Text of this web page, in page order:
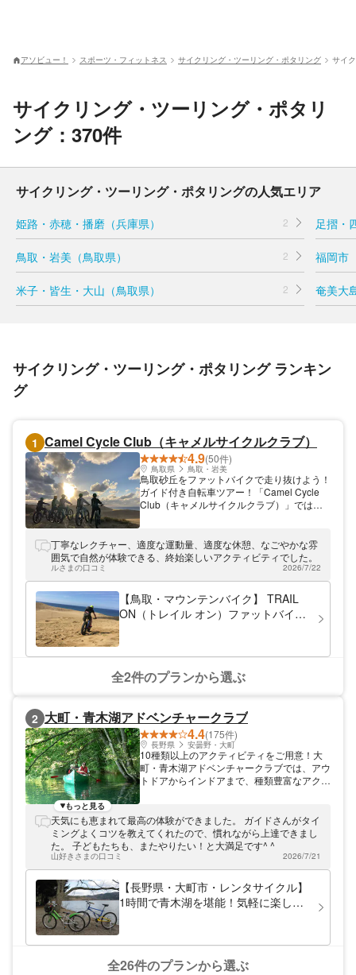
アソビュー！ スポーツ・フィットネス サイクリング・ツーリング・ポタリング サイ
サイクリング・ツーリング・ポタリ
ング：370件
サイクリング・ツーリング・ポタリングの人気エリア
姫路・赤穂・播磨（兵庫県） 2
鳥取・岩美（鳥取県） 2
米子・皆生・大山（鳥取県） 2
足摺・
福岡市
奄美大
サイクリング・ツーリング・ポタリング ランキン
グ
1 Camel Cycle Club（キャメルサイクルクラブ）
4.9(50件)
鳥取県 鳥取・岩美
鳥取砂丘をファットバイクで走り抜けよう！
ガイド付き自転車ツアー！「Camel Cycle
Club（キャメルサイクルクラブ）」では、
ちなかを結ぶE-バイク観光ツアーをご用意し
ています。 ファットバイクツアーは、自転
車では普段入ることができない鳥取砂丘で遊
ぶことができます！ ぜひ鳥取砂丘で一緒に
遊びましょう！
丁寧なレクチャー、適度な運動量、適度な休憩、なごやかな雰
囲気で自然が体験できる、終始楽しいアクティビティでした。
ルさまの口コミ 2026/7/22
【鳥取・マウンテンバイク】 TRAIL
ON（トレイル オン）ファットバイク
ト）
全2件のプランから選ぶ
2 大町・青木湖アドベンチャークラブ
4.4(175件)
長野県 安曇野・大町
10種類以上のアクティビティをご用意！大
町・青木湖アドベンチャークラブでは、アウ
トドアからインドアまで、種類豊富なアクテ
い遊びを始めてみませんか？
もっと見る
天気にも恵まれて最高の体験ができました。 ガイドさんがタイ
ミングよくコツを教えてくれたので、慣れながら上達できまし
た。 子どもたちも、またやりたい！と大満足です^ ^
山好きさまの口コミ 2026/7/21
【長野県・大町市・レンタサイクル】
1時間で青木湖を堪能！気軽に楽しめ
全26件のプランから選ぶ